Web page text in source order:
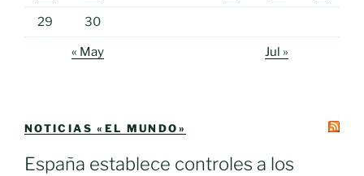
29 30
« May Jul »
NOTICIAS «EL MUNDO»
España establece controles a los